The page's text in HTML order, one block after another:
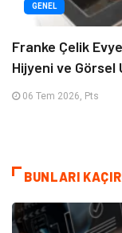
GENEL
Franke Çelik
Hijyeni ve Görsel
06 Tem 2026, Pts
BUNLARI